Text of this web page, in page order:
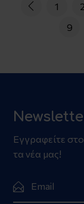
1 2
9
Εγγραφείτε
τα νέα μας!